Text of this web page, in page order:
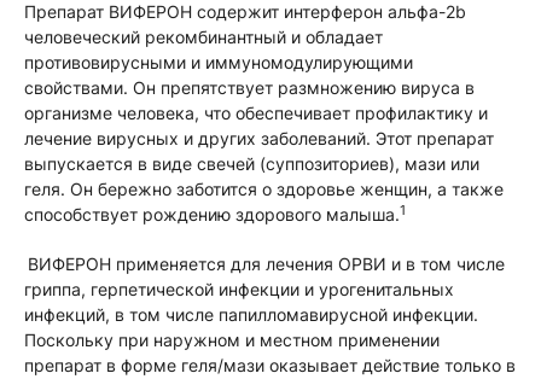
Препарат ВИФЕРОН содержит интерферон альфа-2b
человеческий рекомбинантный и обладает
противовирусными и иммуномодулирующими
свойствами. Он препятствует размножению вируса в
организме человека, что обеспечивает профилактику и
лечение вирусных и других заболеваний. Этот препарат
выпускается в виде свечей (суппозиториев), мази или
геля. Он бережно заботится о здоровье женщин, а также
способствует рождению здорового малыша.1
ВИФЕРОН применяется для лечения ОРВИ и в том числе
гриппа, герпетической инфекции и урогенитальных
инфекций, в том числе папилломавирусной инфекции.
Поскольку при наружном и местном применении
препарат в форме геля/мази оказывает действие только в